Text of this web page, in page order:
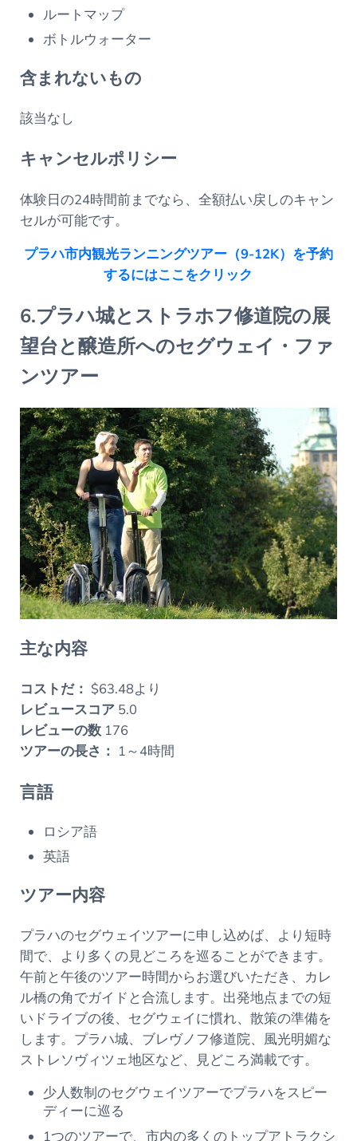
ルートマップ
ボトルウォーター
含まれないもの
該当なし
キャンセルポリシー
体験日の24時間前までなら、全額払い戻しのキャン
セルが可能です。
プラハ市内観光ランニングツアー（9-12K）を予約
するにはここをクリック
6.プラハ城とストラホフ修道院の展
望台と醸造所へのセグウェイ・ファ
ンツアー
主な内容
コストだ： $63.48より
レビュースコア5.0
レビューの数176
ツアーの長さ： 1～4時間
言語
ロシア語
英語
ツアー内容
プラハのセグウェイツアーに申し込めば、より短時
間で、より多くの見どころを巡ることができます。
午前と午後のツアー時間からお選びいただき、カレ
ル橋の角でガイドと合流します。出発地点までの短
いドライブの後、セグウェイに慣れ、散策の準備を
します。プラハ城、ブレヴノフ修道院、風光明媚な
ストレソヴィツェ地区など、見どころ満載です。
少人数制のセグウェイツアーでプラハをスピー
ディーに巡る
1つのツアーで、市内の多くのトップアトラクシ